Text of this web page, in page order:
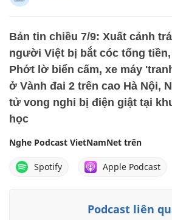
Bản tin chiều 7/9: Xuất cảnh
người Việt bị bắt cóc tống tiền,
Phớt lờ biển cấm, xe máy
ở Vành đai 2 trên cao Hà Nội,
tử vong nghi bị điện giật tại
học
Podcast liên
Nghe Podcast VietNamNet trên
Spotify Apple Podcast